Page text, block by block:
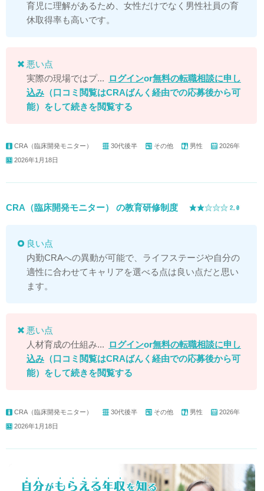
育児に理解があるため、女性だけでなく男性社員の育
休取得率も高いです。
悪い点
実際の現場ではプ... ログインor無料の転職相談に申し
込み （口コミ閲覧はCRAばんく経由での応募後から可
能） をして続きを閲覧する
CRA（臨床開発モニター） 30代後半 その他 男性
2026年
2026年1月18日
CRA（臨床開発モニター） の教育研修制度
良い点
内勤CRAへの異動が可能で、ライフステージや自分の
適性に合わせてキャリアを選べる点は良い点だと思い
ます。
悪い点
人材育成の仕組み... ログインor無料の転職相談に申し
込み （口コミ閲覧はCRAばんく経由での応募後から可
能） をして続きを閲覧する
CRA（臨床開発モニター） 30代後半 その他 男性
2026年
2026年1月18日